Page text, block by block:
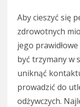
Aby cieszyć się
zdrowotnych
jego
być trzymany w
uniknąć
prowadzić do
odżywczych.